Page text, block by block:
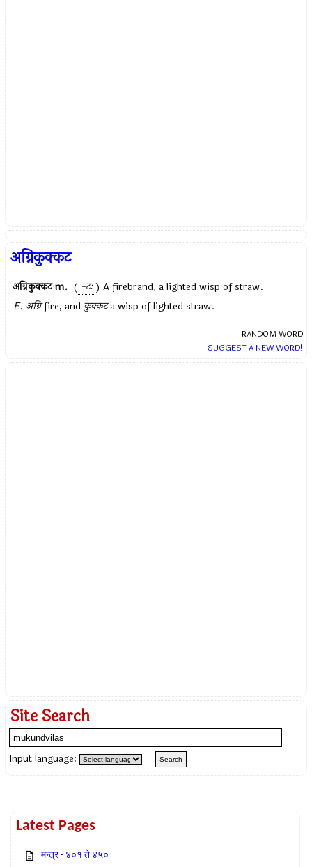
अग्निकुक्कट
अग्निकुक्कटm. ( -टः) A firebrand, a lighted wisp of straw.
E. अग्निfire, and कुक्कटa wisp of lighted straw.
RANDOM WORD
SUGGEST A NEW WORD!
Site Search
Input language:
Latest Pages
मन्त्र - ४०१ ते ४५०